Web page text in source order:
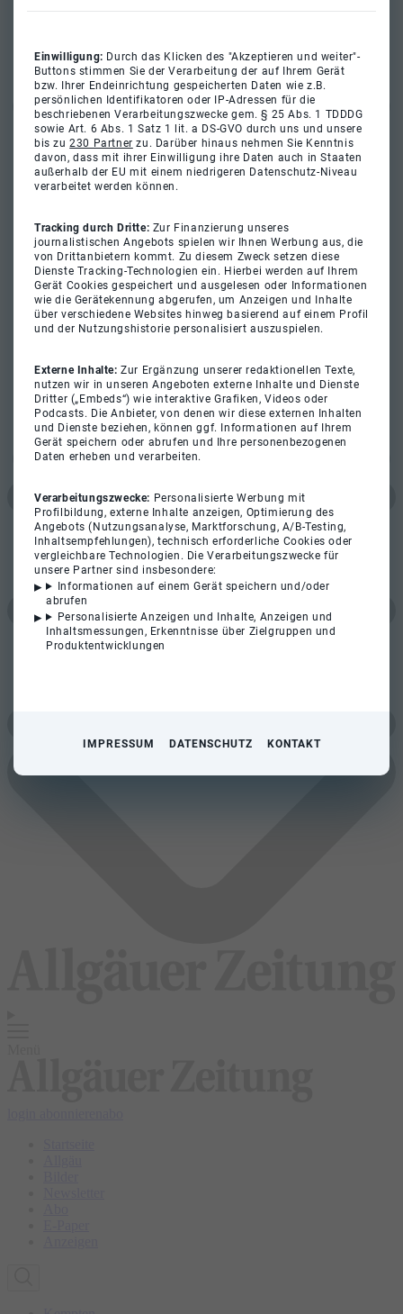
Einwilligung: Durch das Klicken des "Akzeptieren und weiter"-
Buttons stimmen Sie der Verarbeitung der auf Ihrem Gerät
bzw. Ihrer Endeinrichtung gespeicherten Daten wie z.B.
persönlichen Identifikatoren oder IP-Adressen für die
beschriebenen Verarbeitungszwecke gem. § 25 Abs. 1 TDDDG
sowie Art. 6 Abs. 1 Satz 1 lit. a DS-GVO durch uns und unsere
bis zu230 Partner zu. Darüber hinaus nehmen Sie Kenntnis
davon, dass mit ihrer Einwilligung ihre Daten auch in Staaten
außerhalb der EU mit einem niedrigeren Datenschutz-Niveau
verarbeitet werden können.
Tracking durch Dritte: Zur Finanzierung unseres
journalistischen Angebots spielen wir Ihnen Werbung aus, die
von Drittanbietern kommt. Zu diesem Zweck setzen diese
Dienste Tracking-Technologien ein. Hierbei werden auf Ihrem
Gerät Cookies gespeichert und ausgelesen oder Informationen
wie die Gerätekennung abgerufen, um Anzeigen und Inhalte
über verschiedene Websites hinweg basierend auf einem Profil
und der Nutzungshistorie personalisiert auszuspielen.
Externe Inhalte:Zur Ergänzung unserer redaktionellen Texte,
nutzen wir in unseren Angeboten externe Inhalte und Dienste
Dritter („Embeds“) wie interaktive Grafiken, Videos oder
Podcasts. Die Anbieter, von denen wir diese externen Inhalten
und Dienste beziehen, können ggf. Informationen auf Ihrem
Gerät speichern oder abrufen und Ihre personenbezogenen
Daten erheben und verarbeiten.
Verarbeitungszwecke: Personalisierte Werbung mit
Profilbildung, externe Inhalte anzeigen, Optimierung des
Angebots (Nutzungsanalyse, Marktforschung, A/B-Testing,
Inhaltsempfehlungen), technisch erforderliche Cookies oder
vergleichbare Technologien. Die Verarbeitungszwecke für
unsere Partner sind insbesondere:
Informationen auf einem Gerät speichern und/oder
abrufen
Personalisierte Anzeigen und Inhalte, Anzeigen und
Inhaltsmessungen, Erkenntnisse über Zielgruppen und
Produktentwicklungen
IMPRESSUM DATENSCHUTZ KONTAKT